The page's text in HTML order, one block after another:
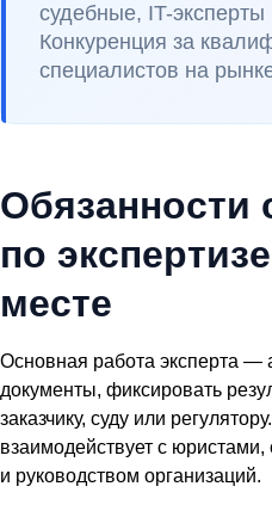
судебные, IT-
Конкуренция за
специалистов на
Обязанности
по
месте
Основная работа эксперта —
документы, фиксировать
заказчику, суду или
взаимодействует с
и руководством организаций.